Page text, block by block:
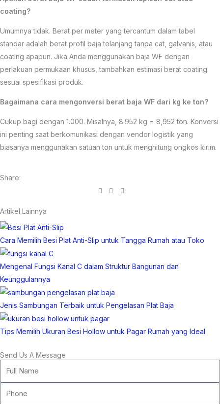
coating?
Umumnya tidak. Berat per meter yang tercantum dalam tabel
standar adalah berat profil baja telanjang tanpa cat, galvanis, atau
coating apapun. Jika Anda menggunakan baja WF dengan
perlakuan permukaan khusus, tambahkan estimasi berat coating
sesuai spesifikasi produk.
Bagaimana cara mengonversi berat baja WF dari kg ke ton?
Cukup bagi dengan 1.000. Misalnya, 8.952 kg = 8,952 ton. Konversi
ini penting saat berkomunikasi dengan vendor logistik yang
biasanya menggunakan satuan ton untuk menghitung ongkos kirim.
Share:
Artikel Lainnya
Cara Memilih Besi Plat Anti-Slip untuk Tangga Rumah atau Toko
Mengenal Fungsi Kanal C dalam Struktur Bangunan dan
Keunggulannya
Jenis Sambungan Terbaik untuk Pengelasan Plat Baja
Tips Memilih Ukuran Besi Hollow untuk Pagar Rumah yang Ideal
Send Us A Message